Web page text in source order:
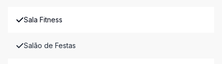
Sala Fitness
Salão de Festas